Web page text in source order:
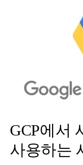
GCP에서
사용하는